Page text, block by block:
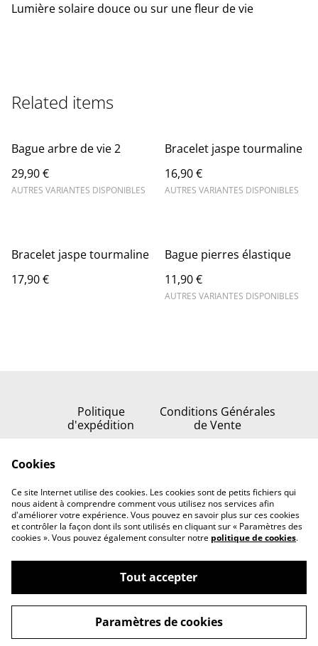
Lumière solaire douce ou sur une fleur de vie
Related items
Bague arbre de vie 2
29,90 €
AUTRES VARIANTES DISPONIBLES
Bracelet jaspe tourmaline
16,90 €
AUTRES VARIANTES DISPONIBLES
Bracelet jaspe tourmaline
17,90 €
Bague pierres élastique
11,90 €
AUTRES VARIANTES DISPONIBLES
Politique
d'expédition
Conditions Générales
de Vente
Nous contacter
©2026Serenata della stella
powered by
Cookies
Ce site Internet utilise des cookies. Les cookies sont de petits fichiers qui
nous aident à comprendre comment vous utilisez nos services afin
d'améliorer votre expérience. Vous pouvez en savoir plus sur ces cookies
et contrôler la façon dont ils sont utilisés en cliquant sur « Paramètres des
cookies ». Vous pouvez également consulter notre politique de cookies.
Tout accepter
Paramètres de cookies